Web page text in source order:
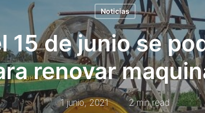
Noticias
15 de junio se
renovar
1 junio, 2021 2 min read